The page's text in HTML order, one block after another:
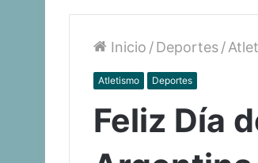
Inicio /Deportes/
Atletismo Deportes
Feliz Día